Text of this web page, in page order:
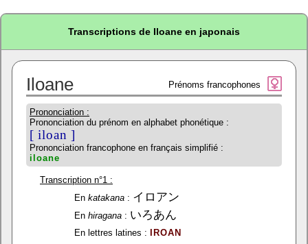
Transcriptions de Iloane en japonais
Iloane Prénoms francophones
Prononciation :
Prononciation du prénom en alphabet phonétique :
[ iloan ]
Prononciation francophone en français simplifié :
iloane
Transcription n°1 :
En katakana: イロアン
En hiragana: いろあん
En lettres latines :
IROAN